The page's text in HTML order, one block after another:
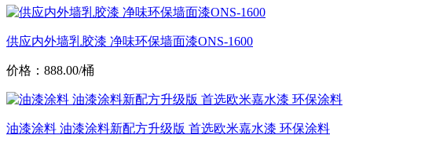
供应内外墙乳胶漆 净味环保墙面漆ONS-1600
价格：888.00/桶
油漆涂料 油漆涂料新配方升级版 首选欧米嘉水漆 环保涂料